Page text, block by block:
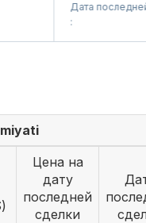
Дата последней
Цена на
дату
последней
сделки